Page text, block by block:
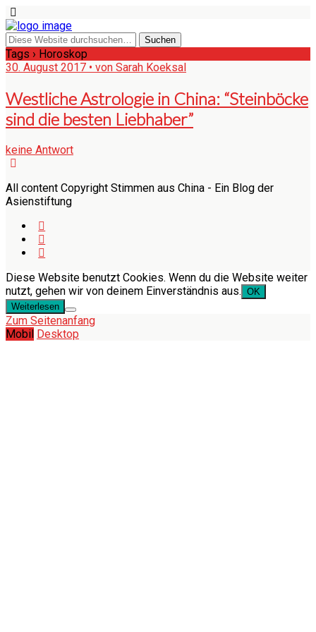
Tags › Horoskop
30. August 2017 • von Sarah Koeksal
Westliche Astrologie in China: “Steinböcke
sind die besten Liebhaber”
keine Antwort
All content Copyright Stimmen aus China - Ein Blog der
Asienstiftung
Diese Website benutzt Cookies. Wenn du die Website weiter
nutzt, gehen wir von deinem Einverständnis aus. OK
Weiterlesen
Zum Seitenanfang
Mobil Desktop